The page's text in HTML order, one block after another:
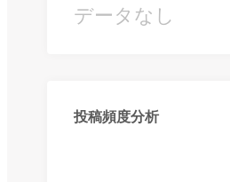
データなし
投稿頻度分析